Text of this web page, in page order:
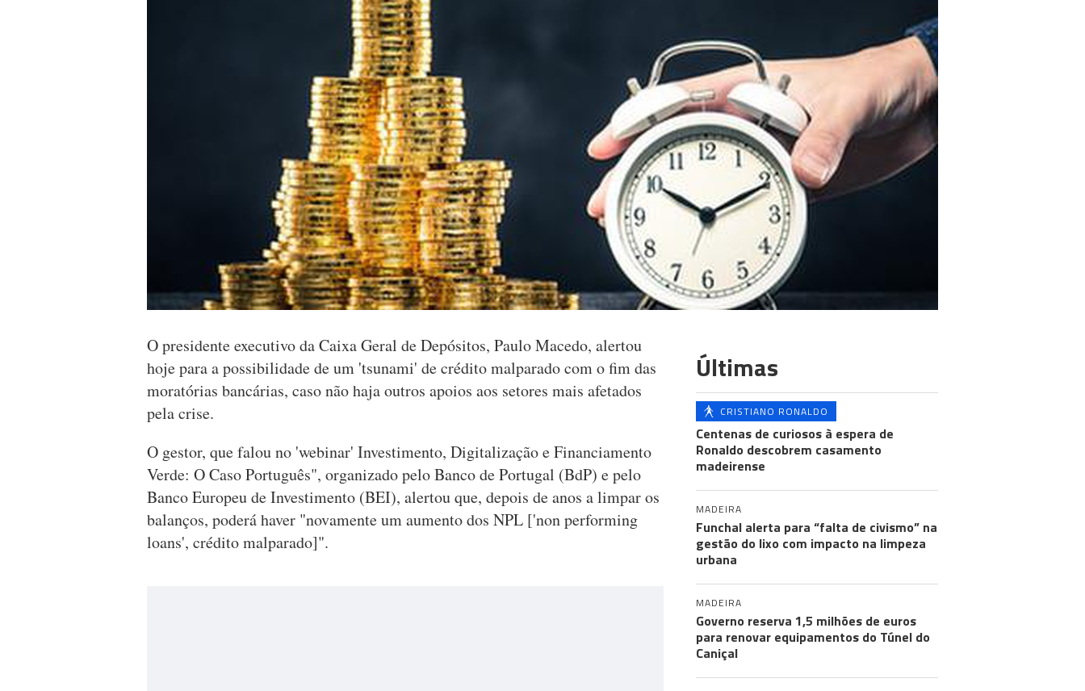
O presidente executivo da Caixa Geral de Depósitos, Paulo Macedo, alertou
hoje para a possibilidade de um 'tsunami' de crédito malparado com o fim das
moratórias bancárias, caso não haja outros apoios aos setores mais afetados
pela crise.
O gestor, que falou no 'webinar' Investimento, Digitalização e Financiamento
Verde: O Caso Português", organizado pelo Banco de Portugal (BdP) e pelo
Banco Europeu de Investimento (BEI), alertou que, depois de anos a limpar os
balanços, poderá haver "novamente um aumento dos NPL ['non performing
loans', crédito malparado]".
Últimas
CRISTIANO RONALDO
Centenas de curiosos à espera de
Ronaldo descobrem casamento
madeirense
MADEIRA
Funchal alerta para “falta de civismo” na
gestão do lixo com impacto na limpeza
urbana
MADEIRA
Governo reserva 1,5 milhões de euros
para renovar equipamentos do Túnel do
Caniçal